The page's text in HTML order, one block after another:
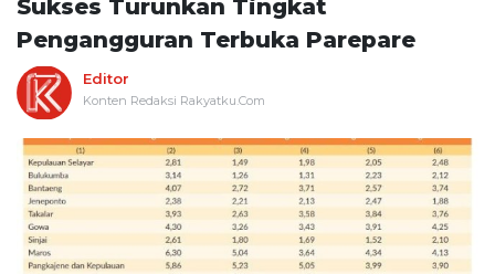
Sukses Turunkan Tingkat
Pengangguran Terbuka Parepare
Editor
Konten Redaksi Rakyatku.Com